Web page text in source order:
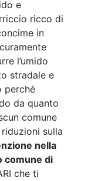
e
ricco di
in
l’umido
stradale e
perché
da quanto
comune
sulla
nella
comune di
che ti